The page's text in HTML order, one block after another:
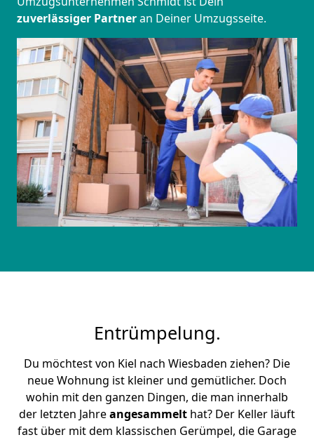
zuverlässiger Partneran Deiner Umzugsseite.
Entrümpelung.
Du möchtest von Kiel nach Wiesbaden ziehen? Die
neue Wohnung ist kleiner und gemütlicher. Doch
wohin mit den ganzen Dingen, die man innerhalb
der letzten Jahreangesammelt hat? Der Keller läuft
fast über mit dem klassischen Gerümpel, die Garage